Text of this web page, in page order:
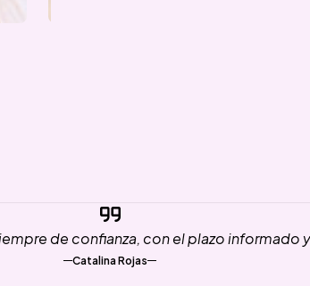
de confianza, con el plazo
Catalina Rojas